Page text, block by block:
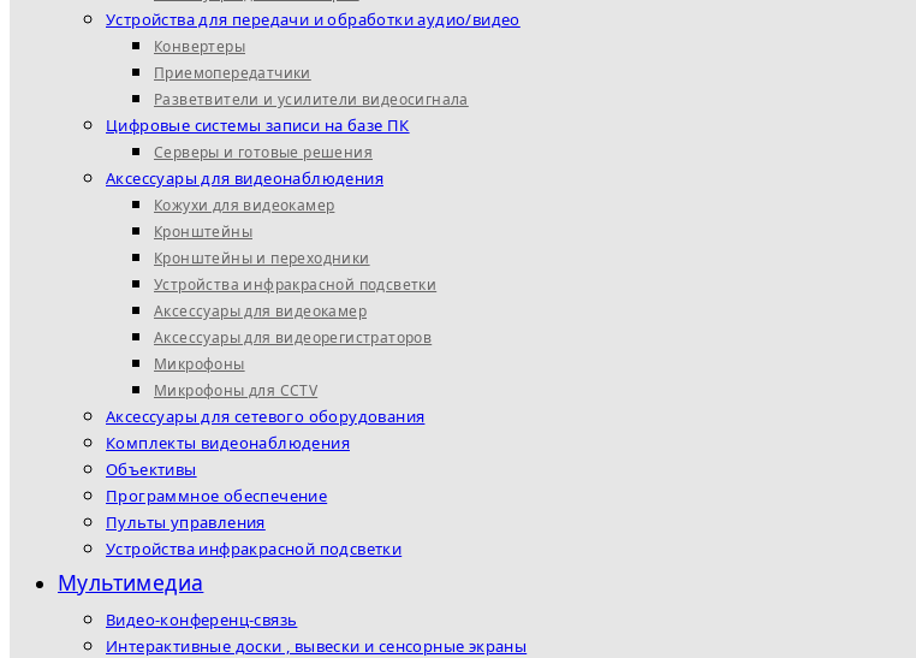
Устройства для передачи и обработки аудио/видео
Конвертеры
Приемопередатчики
Разветвители и усилители видеосигнала
Цифровые системы записи на базе ПК
Серверы и готовые решения
Аксессуары для видеонаблюдения
Кожухи для видеокамер
Кронштейны
Кронштейны и переходники
Устройства инфракрасной подсветки
Аксессуары для видеокамер
Аксессуары для видеорегистраторов
Микрофоны
Микрофоны для CCTV
Аксессуары для сетевого оборудования
Комплекты видеонаблюдения
Объективы
Программное обеспечение
Пульты управления
Устройства инфракрасной подсветки
Мультимедиа
Видео-конференц-связь
Интерактивные доски , вывески и сенсорные экраны